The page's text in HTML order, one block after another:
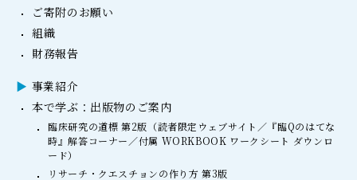
ご寄附のお願い
組織
財務報告
事業紹介
本で学ぶ：出版物のご案内
臨床研究の道標 第2版（読者限定ウェブサイト／『臨Qのはてな
時』解答コーナー／付属 WORKBOOK ワークシート ダウンロ
ード）
リサーチ・クエスチョンの作り方 第3版